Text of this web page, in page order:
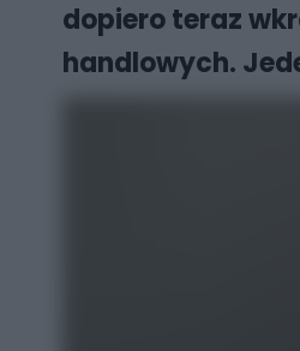
dopiero teraz
handlowych.